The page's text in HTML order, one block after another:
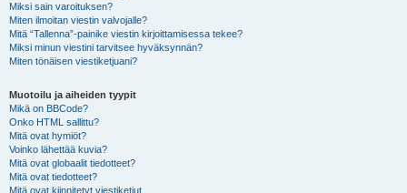
Miksi sain varoituksen?
Miten ilmoitan viestin valvojalle?
Mitä “Tallenna”-painike viestin kirjoittamisessa tekee?
Miksi minun viestini tarvitsee hyväksynnän?
Miten tönäisen viestiketjuani?
Muotoilu ja aiheiden tyypit
Mikä on BBCode?
Onko HTML sallittu?
Mitä ovat hymiöt?
Voinko lähettää kuvia?
Mitä ovat globaalit tiedotteet?
Mitä ovat tiedotteet?
Mitä ovat kiinnitetyt viestiketjut